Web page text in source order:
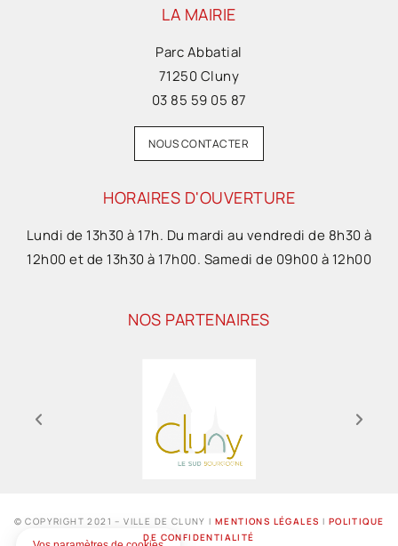
LA MAIRIE
Parc Abbatial
71250 Cluny
03 85 59 05 87
NOUS CONTACTER
HORAIRES D'OUVERTURE
Lundi de 13h30 à 17h. Du mardi au vendredi de 8h30 à
12h00 et de 13h30 à 17h00. Samedi de 09h00 à 12h00
NOS PARTENAIRES
© COPYRIGHT 2021 – VILLE DE CLUNY IMENTIONS LÉGALES I POLITIQUE
DE CONFIDENTIALITÉ